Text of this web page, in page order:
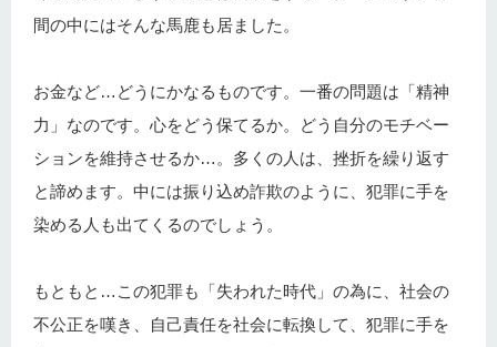
間の中にはそんな馬鹿も居ました。
お金など…どうにかなるものです。一番の問題は「精神
力」なのです。心をどう保てるか。どう自分のモチベー
ションを維持させるか…。多くの人は、挫折を繰り返す
と諦めます。中には振り込め詐欺のように、犯罪に手を
染める人も出てくるのでしょう。
もともと…この犯罪も「失われた時代」の為に、社会の
不公正を嘆き、自己責任を社会に転換して、犯罪に手を